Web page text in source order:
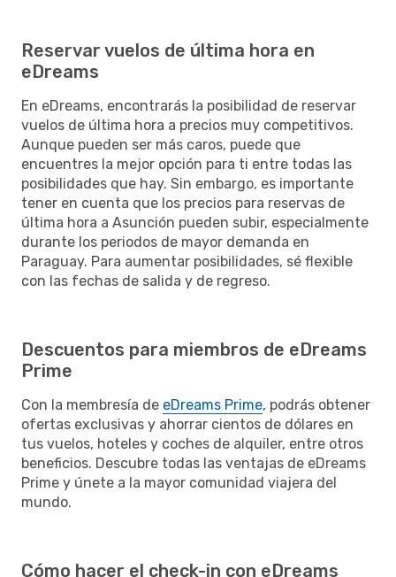
Reservar vuelos de última hora en
eDreams
En eDreams, encontrarás la posibilidad de reservar
vuelos de última hora a precios muy competitivos.
Aunque pueden ser más caros, puede que
encuentres la mejor opción para ti entre todas las
posibilidades que hay. Sin embargo, es importante
tener en cuenta que los precios para reservas de
última hora a Asunción pueden subir, especialmente
durante los periodos de mayor demanda en
Paraguay. Para aumentar posibilidades, sé flexible
con las fechas de salida y de regreso.
Descuentos para miembros de eDreams
Prime
Con la membresía de eDreams Prime, podrás obtener
ofertas exclusivas y ahorrar cientos de dólares en
tus vuelos, hoteles y coches de alquiler, entre otros
beneficios. Descubre todas las ventajas de eDreams
Prime y únete a la mayor comunidad viajera del
mundo.
Cómo hacer el check-in con eDreams